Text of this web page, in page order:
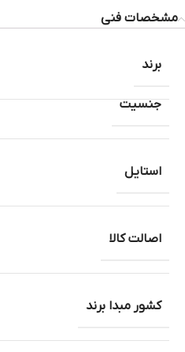
مشخصات فنی
جنسیت
استایل
اصالت کالا
کشور مبدا برند
برند